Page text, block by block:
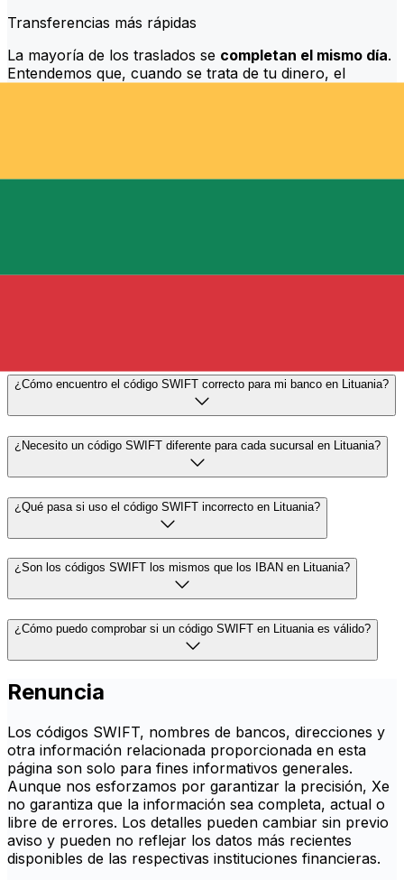
Transferencias más rápidas
La mayoría de los traslados se completan el mismo día.
Entendemos que, cuando se trata de tu dinero, el
(Código de Identificación Bancaria)— es un estándar
¿Cómo encuentro el código SWIFT correcto para mi banco en Lituania?
¿Necesito un código SWIFT diferente para cada sucursal en Lituania?
¿Qué pasa si uso el código SWIFT incorrecto en Lituania?
¿Son los códigos SWIFT los mismos que los IBAN en Lituania?
¿Cómo puedo comprobar si un código SWIFT en Lituania es válido?
Renuncia
Los códigos SWIFT, nombres de bancos, direcciones y
otra información relacionada proporcionada en esta
página son solo para fines informativos generales.
Aunque nos esforzamos por garantizar la precisión, Xe
no garantiza que la información sea completa, actual o
libre de errores. Los detalles pueden cambiar sin previo
aviso y pueden no reflejar los datos más recientes
disponibles de las respectivas instituciones financieras.